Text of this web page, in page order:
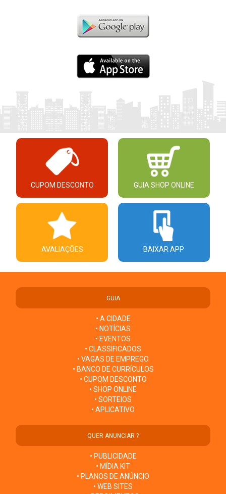
CUPOM DESCONTO GUIA SHOP ONLINE
AVALIAÇÕES BAIXAR APP
GUIA
• A CIDADE
• NOTÍCIAS
• EVENTOS
• CLASSIFICADOS
• VAGAS DE EMPREGO
• BANCO DE CURRÍCULOS
• CUPOM DESCONTO
• SHOP ONLINE
• SORTEIOS
• APLICATIVO
QUER ANUNCIAR ?
• PUBLICIDADE
• MÍDIA KIT
• PLANOS DE ANÚNCIO
• WEB SITES